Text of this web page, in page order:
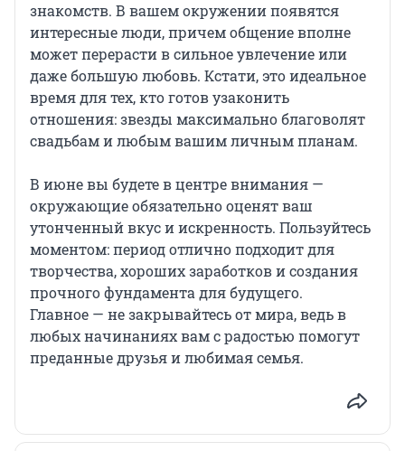
знакомств. В вашем окружении появятся
интересные люди, причем общение вполне
может перерасти в сильное увлечение или
даже большую любовь. Кстати, это идеальное
время для тех, кто готов узаконить
отношения: звезды максимально благоволят
свадьбам и любым вашим личным планам.
В июне вы будете в центре внимания —
окружающие обязательно оценят ваш
утонченный вкус и искренность. Пользуйтесь
моментом: период отлично подходит для
творчества, хороших заработков и создания
прочного фундамента для будущего.
Главное — не закрывайтесь от мира, ведь в
любых начинаниях вам с радостью помогут
преданные друзья и любимая семья.